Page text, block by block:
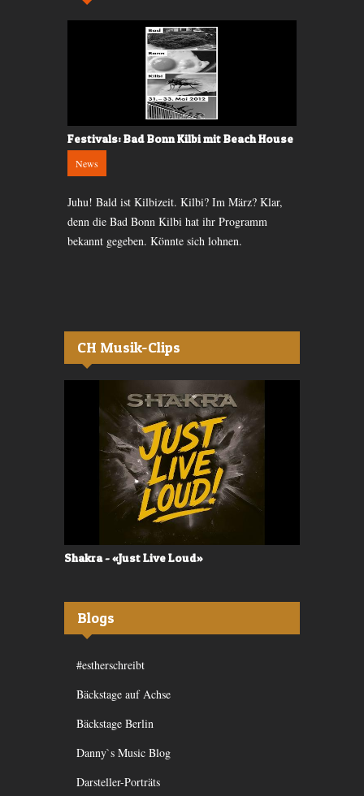
Festivals: Bad Bonn Kilbi mit Beach House
News
Juhu! Bald ist Kilbizeit. Kilbi? Im März? Klar,
denn die Bad Bonn Kilbi hat ihr Programm
bekannt gegeben. Könnte sich lohnen.
CH Musik-Clips
Shakra - «Just Live Loud»
Blogs
#estherschreibt
Bäckstage auf Achse
Bäckstage Berlin
Danny`s Music Blog
Darsteller-Porträts